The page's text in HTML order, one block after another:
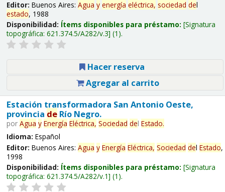
Editor: Buenos Aires: Agua y energía eléctrica, sociedad del
estado, 1988
Disponibilidad: Ítems disponibles para préstamo: Signatura
topográfica: 621.374.5/A282/v.3 (1).
Hacer reserva
Agregar al carrito
Estación transformadora San Antonio Oeste,
provincia deRío Negro.
por Agua y Energía Eléctrica, Sociedad del Estado.
Idioma: Español
Editor: Buenos Aires: Agua y Energía Eléctrica, Sociedad del Estado,
1998
Disponibilidad: Ítems disponibles para préstamo: Signatura
topográfica: 621.374.5/A282/v.1 (1).